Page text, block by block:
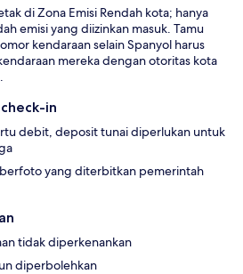
di Zona Emisi Rendah kota; hanya
emisi yang diizinkan masuk. Tamu
kendaraan selain Spanyol harus
mereka dengan otoritas kota
in
debit, deposit tunai diperlukan untuk
yang diterbitkan pemerintah
tidak diperkenankan
diperbolehkan